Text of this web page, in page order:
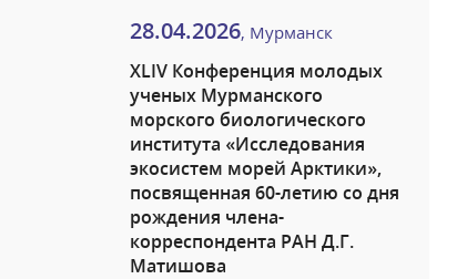
28.04.2026, Мурманск
XLIV Конференция молодых
ученых Мурманского
морского биологического
института «Исследования
экосистем морей Арктики»,
посвященная 60-летию со дня
рождения члена-
корреспондента РАН Д.Г.
Матишова